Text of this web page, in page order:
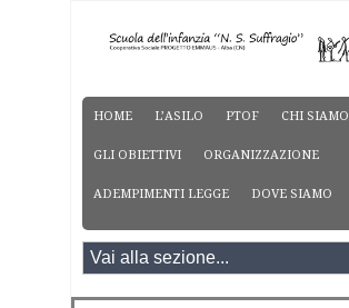
HOME L’ASILO PTOF CHI SIAMO
GLI OBIETTIVI ORGANIZZAZIONE
ADEMPIMENTI LEGGE DOVE SIAMO